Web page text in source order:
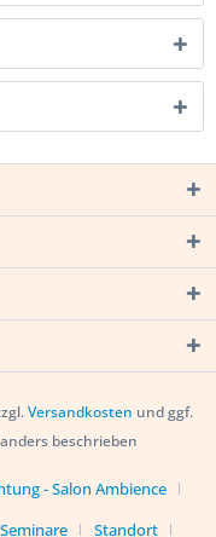
Versandkosten und ggf.
beschrieben
- Salon Ambience
Seminare Standort